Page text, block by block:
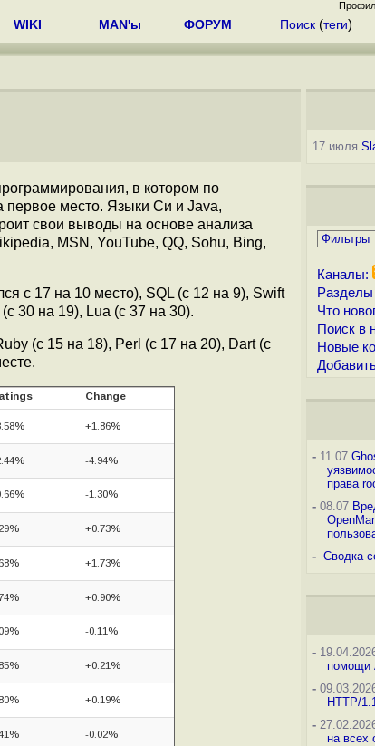
WIKI MAN'ы ФОРУМ Поиск (теги)
в котором по
первое место. Языки Си и Java,
свои выводы на основе анализа
MSN, YouTube, QQ, Sohu, Bing,
с 17 на 10 место), SQL (с 12 на 9), Swift
30 на 19), Lua (с 37 на 30).
(с 15 на 18), Perl (с 17 на 20), Dart (с
17 июля
Каналы:
Разделы
Что
Поиск в
Новые
-11.07
права
-08.07
- Сводка
-
помощи
-
HTTP/
-
на всех